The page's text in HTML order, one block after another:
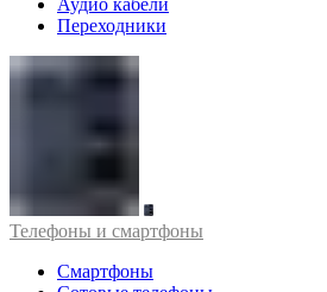
Переходники
Телефоны и смартфоны
Смартфоны